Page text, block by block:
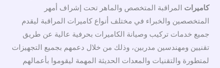
كاميرات المراقبة المتخصص والماهر تحت إشراف أمهر
المتخصصين والخبراء في مختلف أنواع كاميرات المراقبة ليقدم
جميع خدمات تركيب وصيانة الكاميرات بحرفية عالية عن طريق
تقنيين ومهندسين مدربين، وذلك من خلال دعمهم بجميع التجهيزات
لمتطورة والتقنيات والمعدات الحديثة المهمة ليقوموا بأعمالهم